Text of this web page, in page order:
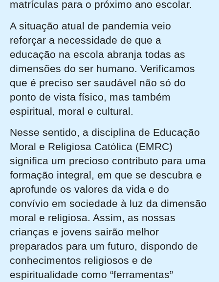
matrículas para o próximo ano escolar.
A situação atual de pandemia veio
reforçar a necessidade de que a
educação na escola abranja todas as
dimensões do ser humano. Verificamos
que é preciso ser saudável não só do
ponto de vista físico, mas também
espiritual, moral e cultural.
Nesse sentido, a disciplina de Educação
Moral e Religiosa Católica (EMRC)
significa um precioso contributo para uma
formação integral, em que se descubra e
aprofunde os valores da vida e do
convívio em sociedade à luz da dimensão
moral e religiosa. Assim, as nossas
crianças e jovens sairão melhor
preparados para um futuro, dispondo de
conhecimentos religiosos e de
espiritualidade como “ferramentas”